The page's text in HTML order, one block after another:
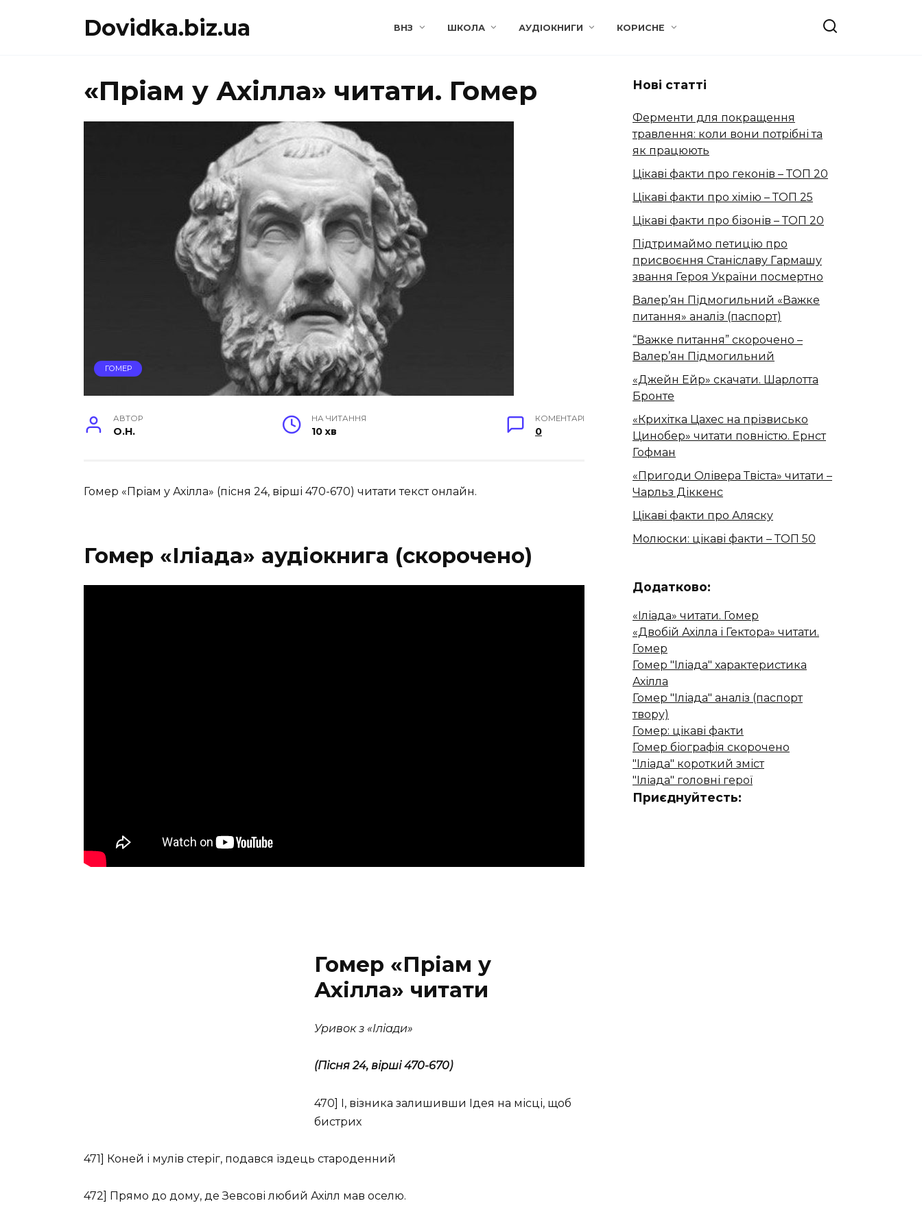
Dovidka.biz.ua ВНЗ ШКОЛА АУДІОКНИГИ КОРИСНЕ
«Пріам у Ахілла» читати. Гомер
ГОМЕР
АВТОР
O.H.
НА ЧИТАННЯ
10 хв
КОМЕНТАРІ
0
Гомер «Пріам у Ахілла» (пісня 24, вірші 470-670) читати текст онлайн.
Гомер «Іліада» аудіокнига (скорочено)
Гомер «Пріам у
Ахілла» читати
Уривок з «Іліади»
(Пісня 24, вірші 470-670)
470] І, візника залишивши Ідея на місці, щоб
бистрих
471] Коней і мулів стеріг, подався їздець староденний
472] Прямо до дому, де Зевсові любий Ахілл мав оселю.
Нові статті
Ферменти для покращення
травлення: коли вони потрібні та
як працюють
Цікаві факти про геконів – ТОП 20
Цікаві факти про хімію – ТОП 25
Цікаві факти про бізонів – ТОП 20
Підтримаймо петицію про
присвоєння Станіславу Гармашу
звання Героя України посмертно
Валер’ян Підмогильний «Важке
питання» аналіз (паспорт)
“Важке питання” скорочено –
Валер’ян Підмогильний
«Джейн Ейр» скачати. Шарлотта
Бронте
«Крихітка Цахес на прізвисько
Цинобер» читати повністю. Ернст
Гофман
«Пригоди Олівера Твіста» читати –
Чарльз Діккенс
Цікаві факти про Аляску
Молюски: цікаві факти – ТОП 50
Додатково:
«Іліада» читати. Гомер
«Двобій Ахілла і Гектора» читати.
Гомер
Гомер "Іліада" характеристика
Ахілла
Гомер "Іліада" аналіз (паспорт
твору)
Гомер: цікаві факти
Гомер біографія скорочено
"Іліада" короткий зміст
"Іліада" головні герої
Приєднуйтесть: